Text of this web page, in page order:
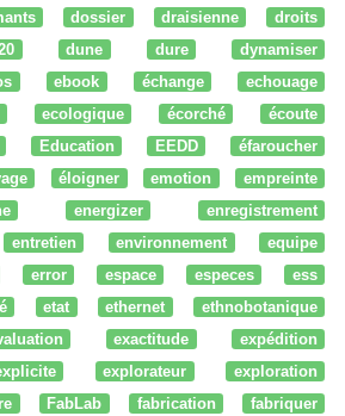
dossier draisienne
droits
dune dure
dynamiser
ebook échange
echouage
ecologique écorché
écoute
Education EEDD
éfaroucher
éloigner emotion
empreinte
energizer
enregistrement
entretien environnement
equipe
error espace especes
ess
etat ethernet
ethnobotanique
exactitude
expédition
explorateur
exploration
FabLab fabrication
fabriquer